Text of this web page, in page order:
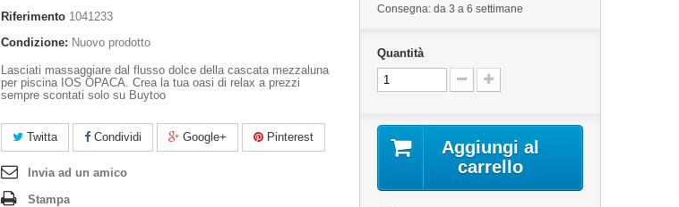
Riferimento 1041233
Condizione: Nuovo prodotto
Lasciati massaggiare dal flusso dolce della cascata mezzaluna
per piscina IOS OPACA. Crea la tua oasi di relax a prezzi
sempre scontati solo su Buytoo
Twitta Condividi Google+ Pinterest
Invia ad un amico
Stampa
Consegna: da 3 a 6 settimane
Quantità
Aggiungi al
carrello